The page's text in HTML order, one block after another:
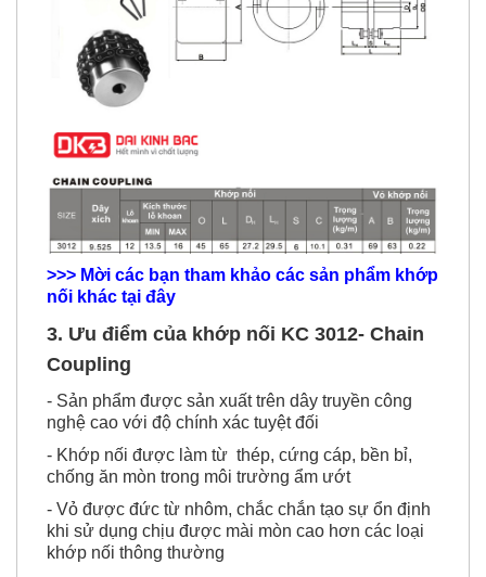
>>> Mời các bạn tham khảo các sản phẩm khớp
nối khác tại đây
3. Ưu điểm của khớp nối KC 3012- Chain
Coupling
- Sản phẩm được sản xuất trên dây truyền công
nghệ cao với độ chính xác tuyệt đối
- Khớp nối được làm từ thép, cứng cáp, bền bỉ,
chống ăn mòn trong môi trường ẩm ướt
- Vỏ được đức từ nhôm, chắc chắn tạo sự ổn định
khi sử dụng chịu được mài mòn cao hơn các loại
khớp nối thông thường